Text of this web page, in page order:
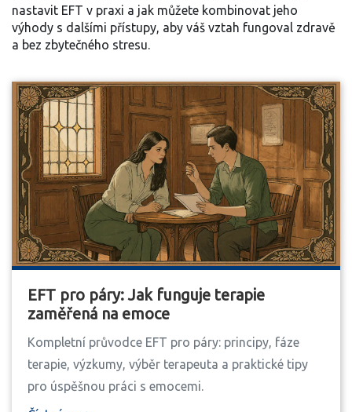
nastavit EFT v praxi a jak můžete kombinovat jeho
výhody s dalšími přístupy, aby váš vztah fungoval zdravě
a bez zbytečného stresu.
EFT pro páry: Jak funguje terapie
zaměřená na emoce
Kompletní průvodce EFT pro páry: principy, fáze
terapie, výzkumy, výběr terapeuta a praktické tipy
pro úspěšnou práci s emocemi.